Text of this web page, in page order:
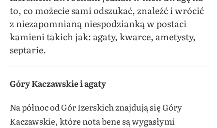
to, co możecie sami odszukać, znaleźć i wrócić
z niezapomnianą niespodzianką w postaci
kamieni takich jak: agaty, kwarce, ametysty,
septarie.
Góry Kaczawskie i agaty
Na północ od Gór Izerskich znajdują się Góry
Kaczawskie, które nota bene są wygasłymi